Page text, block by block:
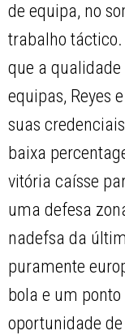
de equipa, no
trabalho
que a
equipas, Reyes
suas
baixa
vitória caísse
uma defesa
nadefsa da
puramente
bola e um
oportunidade